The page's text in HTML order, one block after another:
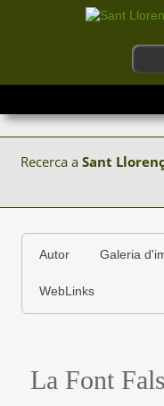
Recerca a Sant
Autor Galeria
WebLinks
La Font